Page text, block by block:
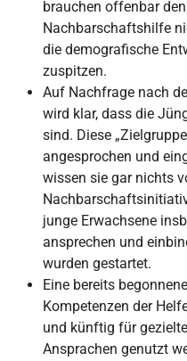
brauchen offenbar
Nachbarschaftshilfe
die demografische
zuspitzen.
Auf Nachfrage nach
wird klar, dass die
sind. Diese
angesprochen und
wissen sie gar nichts
junge Erwachsene
ansprechen und
wurden gestartet.
Eine bereits
Kompetenzen der
und künftig für
Ansprachen genutzt